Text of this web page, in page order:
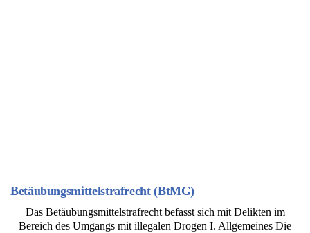
Betäubungsmittelstrafrecht (BtMG)
Das Betäubungsmittelstrafrecht befasst sich mit Delikten im
Bereich des Umgangs mit illegalen Drogen I. Allgemeines Die